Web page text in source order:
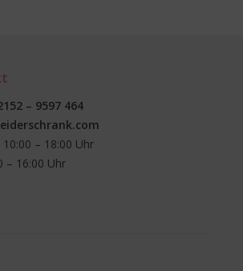
– 9597 464
10:00 – 18:00 Uhr
– 16:00 Uhr